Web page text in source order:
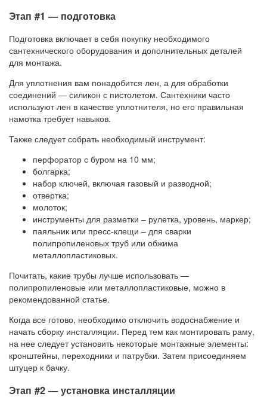
Этап #1 — подготовка
Подготовка включает в себя покупку необходимого
сантехнического оборудования и дополнительных деталей
для монтажа.
Для уплотнения вам понадобится лен, а для обработки
соединений — силикон с пистолетом. Сантехники часто
используют лен в качестве уплотнителя, но его правильная
намотка требует навыков.
Также следует собрать необходимый инструмент:
перфоратор с буром на 10 мм;
болгарка;
набор ключей, включая газовый и разводной;
отвертка;
молоток;
инструменты для разметки – рулетка, уровень, маркер;
паяльник или пресс-клещи – для сварки
полипропиленовых труб или обжима
металлопластиковых.
Почитать, какие трубы лучше использовать —
полипропиленовые или металлопластиковые, можно в
рекомендованной статье.
Когда все готово, необходимо отключить водоснабжение и
начать сборку инсталляции. Перед тем как монтировать раму,
на нее следует установить некоторые монтажные элементы:
кронштейны, переходники и патрубки. Затем присоединяем
штуцер к бачку.
Этап #2 — установка инсталляции